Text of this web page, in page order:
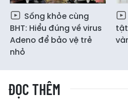
Sống khỏe cùng
BHT: Hiểu đúng về virus
Adeno để bảo vệ trẻ
nhỏ
ĐỌC THÊM